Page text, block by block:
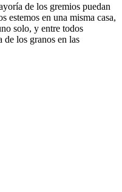
de los gremios puedan
estemos en una misma casa,
solo, y entre todos
de los granos en las